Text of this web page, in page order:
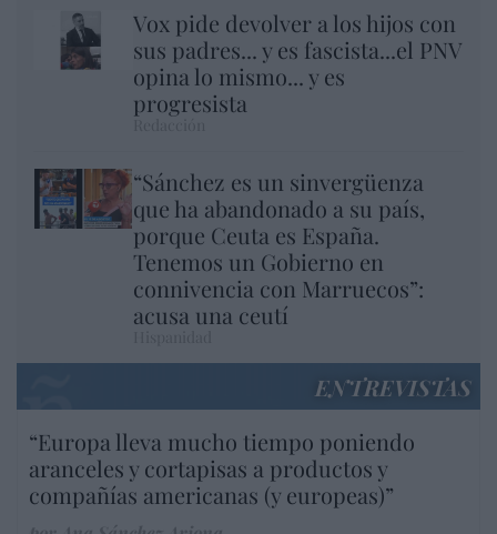
Vox pide devolver a los hijos con
sus padres... y es fascista...el PNV
opina lo mismo... y es
progresista
“Sánchez es un sinvergüenza
que ha abandonado a su país,
porque Ceuta es España.
Tenemos un Gobierno en
connivencia con Marruecos”:
acusa una ceutí
ENTREVISTAS
“Europa lleva mucho tiempo poniendo
aranceles y cortapisas a productos y
compañías americanas (y europeas)”